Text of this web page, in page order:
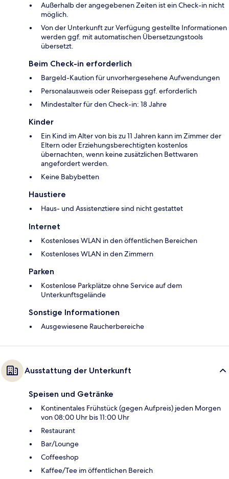
Außerhalb der angegebenen Zeiten ist ein Check-in nicht
möglich.
Von der Unterkunft zur Verfügung gestellte Informationen
werden ggf. mit automatischen Übersetzungstools
übersetzt.
Beim Check-in erforderlich
Bargeld-Kaution für unvorhergesehene Aufwendungen
Personalausweis oder Reisepass ggf. erforderlich
Mindestalter für den Check-in: 18 Jahre
Kinder
Ein Kind im Alter von bis zu 11 Jahren kann im Zimmer der
Eltern oder Erziehungsberechtigten kostenlos
übernachten, wenn keine zusätzlichen Bettwaren
angefordert werden.
Keine Babybetten
Haustiere
Haus- und Assistenztiere sind nicht gestattet
Internet
Kostenloses WLAN in den öffentlichen Bereichen
Kostenloses WLAN in den Zimmern
Parken
Kostenlose Parkplätze ohne Service auf dem
Unterkunftsgelände
Sonstige Informationen
Ausgewiesene Raucherbereiche
Ausstattung der Unterkunft
Speisen und Getränke
Kontinentales Frühstück (gegen Aufpreis) jeden Morgen
von 08:00 Uhr bis 11:00 Uhr
Restaurant
Bar/Lounge
Coffeeshop
Kaffee/Tee im öffentlichen Bereich